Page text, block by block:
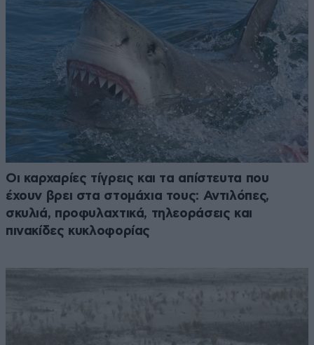
Οι καρχαρίες τίγρεις και τα απίστευτα που
έχουν βρει στα στομάχια τους: Αντιλόπες,
σκυλιά, προφυλαχτικά, τηλεοράσεις και
πινακίδες κυκλοφορίας